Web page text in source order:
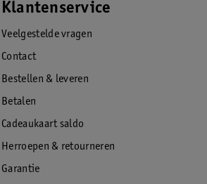
Klantenservice
Veelgestelde vragen
Contact
Bestellen & leveren
Betalen
Cadeaukaart saldo
Herroepen & retourneren
Garantie